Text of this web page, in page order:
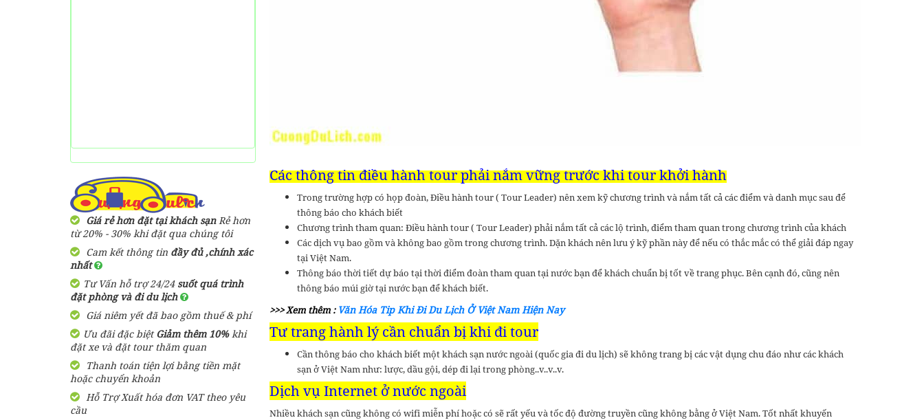
Giá rẻ hơn đặt tại khách sạnRẻ hơn
từ 20% - 30% khi đặt qua chúng tôi
Cam kết thông tin đầy đủ ,chính xác
nhất
Tư Vấn hỗ trợ 24/24 suốt quá trình
đặt phòng và đi du lịch
Giá niêm yết đã bao gồm thuế & phí
Ưu đãi đặc biệtGiảm thêm 10%khi
đặt xe và đặt tour thăm quan
Thanh toán tiện lợi bằng tiền mặt
hoặc chuyển khoản
Hỗ Trợ Xuất hóa đơn VAT theo yêu
cầu
Các thông tin điều hành tour phải nắm vững trước khi tour khởi hành
Trong trường hợp có họp đoàn, Điều hành tour ( Tour Leader) nên xem kỹ chương trình và nắm tất cả các điểm và danh mục sau để
thông báo cho khách biết
Chương trình tham quan: Điều hành tour ( Tour Leader) phải nắm tất cả các lộ trình, điểm tham quan trong chương trình của khách
Các dịch vụ bao gồm và không bao gồm trong chương trình. Dặn khách nên lưu ý kỹ phần này để nếu có thắc mắc có thể giải đáp ngay
tại Việt Nam.
Thông báo thời tiết dự báo tại thời điểm đoàn tham quan tại nước bạn để khách chuẩn bị tốt về trang phục. Bên cạnh đó, cũng nên
thông báo múi giờ tại nước bạn để khách biết.
>>> Xem thêm : Văn Hóa Tip Khi Đi Du Lịch Ở Việt Nam Hiện Nay
Tư trang hành lý cần chuẩn bị khi đi tour
Cần thông báo cho khách biết một khách sạn nước ngoài (quốc gia đi du lịch) sẽ không trang bị các vật dụng chu đáo như các khách
sạn ở Việt Nam như: lược, dầu gội, dép đi lại trong phòng..v..v..v.
Dịch vụ Internet ở nước ngoài
Nhiều khách sạn cũng không có wifi miễn phí hoặc có sẽ rất yếu và tốc độ đường truyền cũng không bằng ở Việt Nam. Tốt nhất khuyến